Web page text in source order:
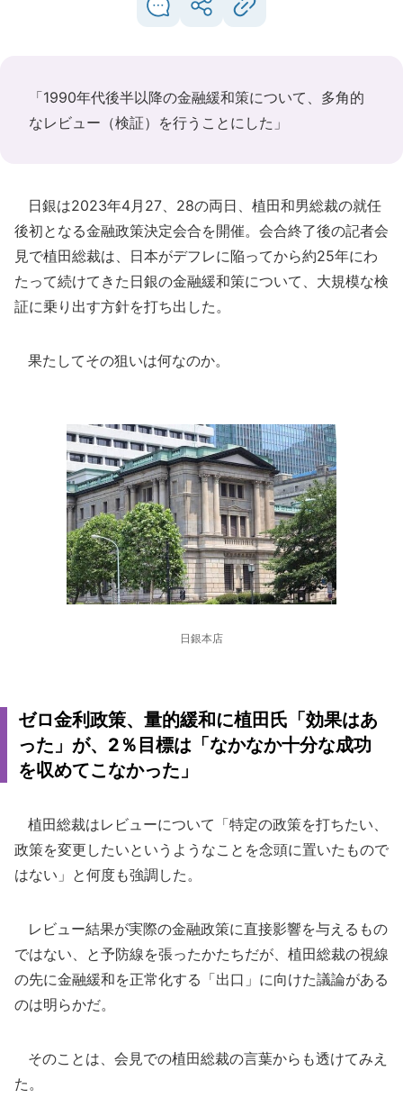
「1990年代後半以降の金融緩和策について、多角的
なレビュー（検証）を行うことにした」
日銀は2023年4月27、28の両日、植田和男総裁の就任
後初となる金融政策決定会合を開催。会合終了後の記者会
見で植田総裁は、日本がデフレに陥ってから約25年にわ
たって続けてきた日銀の金融緩和策について、大規模な検
証に乗り出す方針を打ち出した。
果たしてその狙いは何なのか。
日銀本店
ゼロ金利政策、量的緩和に植田氏「効果はあ
った」が、2％目標は「なかなか十分な成功
を収めてこなかった」
植田総裁はレビューについて「特定の政策を打ちたい、
政策を変更したいというようなことを念頭に置いたもので
はない」と何度も強調した。
レビュー結果が実際の金融政策に直接影響を与えるもの
ではない、と予防線を張ったかたちだが、植田総裁の視線
の先に金融緩和を正常化する「出口」に向けた議論がある
のは明らかだ。
そのことは、会見での植田総裁の言葉からも透けてみえ
た。